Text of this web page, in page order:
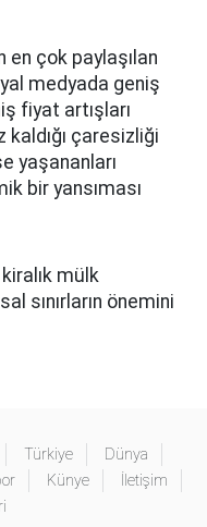
en çok paylaşılan
medyada geniş
fiyat artışları
kaldığı çaresizliği
yaşananları
bir yansıması
mülk
sınırların önemini
Türkiye
Dünya
Künye
İletişim